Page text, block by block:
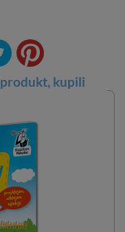
produkt, kupili